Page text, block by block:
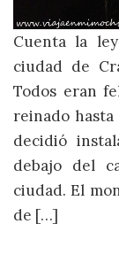
Cuenta la
ciudad de
Todos eran
reinado
decidió
debajo del
ciudad. El
de […]